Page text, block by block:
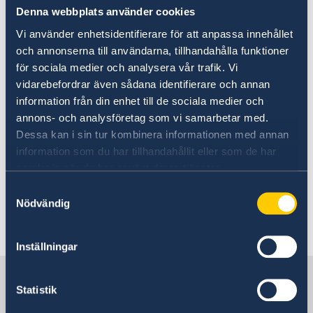
Denna webbplats använder cookies
Vi använder enhetsidentifierare för att anpassa innehållet
och annonserna till användarna, tillhandahålla funktioner
för sociala medier och analysera vår trafik. Vi
vidarebefordrar även sådana identifierare och annan
information från din enhet till de sociala medier och
annons- och analysföretag som vi samarbetar med.
Dessa kan i sin tur kombinera informationen med annan
information som du har tillhandahållit eller som de har
samlat in när du har använt deras tjänster.
Nödvändig
Inställningar
Statistik
Godkända intygsgivare
Make, maka eller registrerad partner
Förälder
Mor- eller farförälder
Myndigt barn eller myndigt barnbarn
Myndigt syskon
Vårdnadshavare
sambo enligt 1 § första stycket i
sambolagen (2003:376)